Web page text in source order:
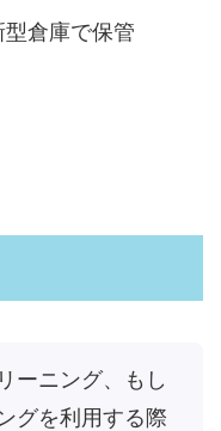
倉庫で保管
ーニング、もし
グを利用する際